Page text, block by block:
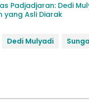
Padjadjaran: Dedi
yang Asli Diarak
Dedi Mulyadi